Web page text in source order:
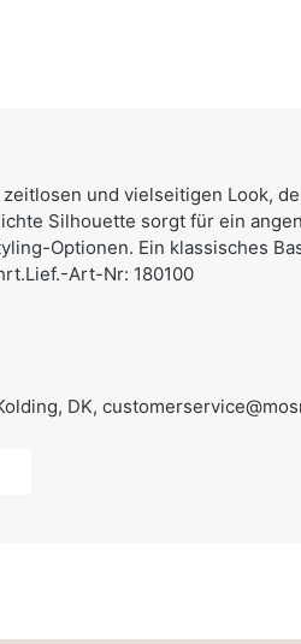
und vielseitigen Look,
Silhouette sorgt für ein
Optionen. Ein klassisches
Art-Nr: 180100
DK,